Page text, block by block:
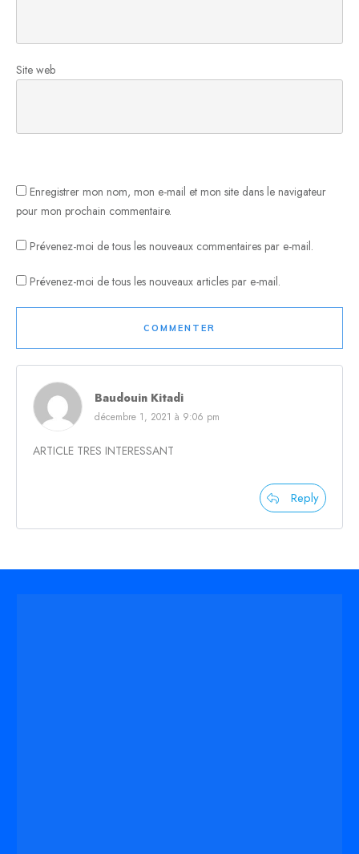
Site web
Enregistrer mon nom, mon e-mail et mon site dans le navigateur
pour mon prochain commentaire.
Prévenez-moi de tous les nouveaux commentaires par e-mail.
Prévenez-moi de tous les nouveaux articles par e-mail.
COMMENTER
Baudouin Kitadi
décembre 1, 2021 à 9:06 pm
ARTICLE TRES INTERESSANT
Reply